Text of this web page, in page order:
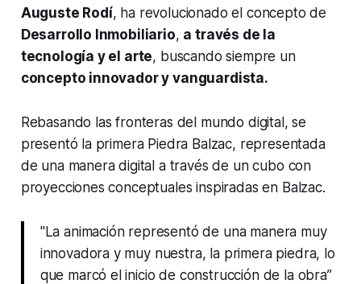
Auguste Rodí, ha revolucionado el concepto de
Desarrollo Inmobiliario, a través de la
tecnología y el arte, buscando siempre un
concepto innovador y vanguardista.
Rebasando las fronteras del mundo digital, se
presentó la primera Piedra Balzac, representada
de una manera digital a través de un cubo con
proyecciones conceptuales inspiradas en Balzac.
"La animación representó de una manera muy
innovadora y muy nuestra, la primera piedra, lo
que marcó el inicio de construcción de la obra”